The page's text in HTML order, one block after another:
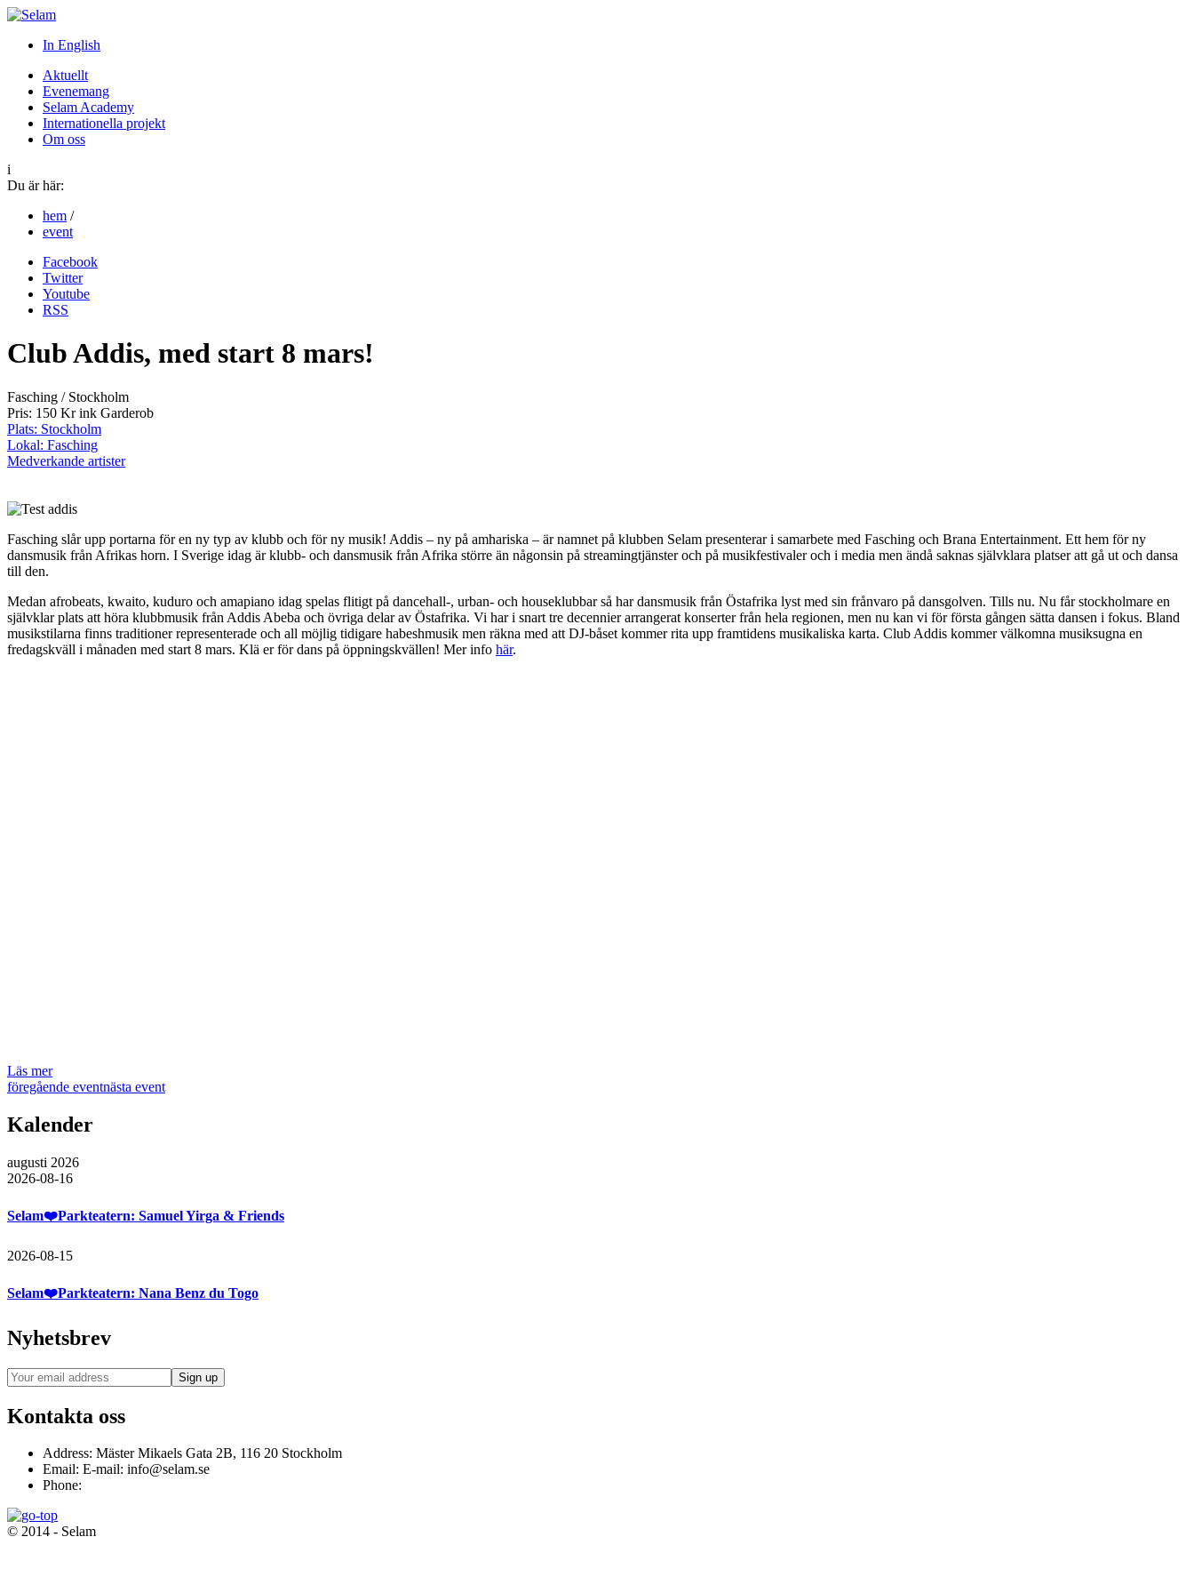
In English
Aktuellt
Evenemang
Selam Academy
Internationella projekt
Om oss
i
Du är här:
hem /
event
Facebook
Twitter
Youtube
RSS
Club Addis, med start 8 mars!
Fasching / Stockholm
Pris: 150 Kr ink Garderob
Plats: Stockholm
Lokal: Fasching
Medverkande artister
Fasching slår upp portarna för en ny typ av klubb och för ny musik! Addis – ny på amhariska – är namnet på klubben Selam presenterar i samarbete med Fasching och Brana Entertainment. Ett hem för ny
dansmusik från Afrikas horn. I Sverige idag är klubb- och dansmusik från Afrika större än någonsin på streamingtjänster och på musikfestivaler och i media men ändå saknas självklara platser att gå ut och dansa
till den.
Medan afrobeats, kwaito, kuduro och amapiano idag spelas flitigt på dancehall-, urban- och houseklubbar så har dansmusik från Östafrika lyst med sin frånvaro på dansgolven. Tills nu. Nu får stockholmare en
självklar plats att höra klubbmusik från Addis Abeba och övriga delar av Östafrika. Vi har i snart tre decennier arrangerat konserter från hela regionen, men nu kan vi för första gången sätta dansen i fokus. Bland
musikstilarna finns traditioner representerade och all möjlig tidigare habeshmusik men räkna med att DJ-båset kommer rita upp framtidens musikaliska karta. Club Addis kommer välkomna musiksugna en
fredagskväll i månaden med start 8 mars. Klä er för dans på öppningskvällen! Mer info här.
Läs mer
föregående eventnästa event
Kalender
augusti 2026
2026-08-16
Selam❤️Parkteatern: Samuel Yirga & Friends
2026-08-15
Selam❤️Parkteatern: Nana Benz du Togo
Nyhetsbrev
Kontakta oss
Address: Mäster Mikaels Gata 2B, 116 20 Stockholm
Email: E-mail: info@selam.se
Phone:
© 2014 - Selam